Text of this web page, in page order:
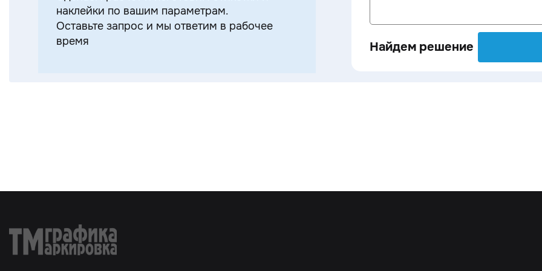
наклейки по вашим параметрам.
Оставьте запрос и мы ответим в рабочее
время
Найдем решение